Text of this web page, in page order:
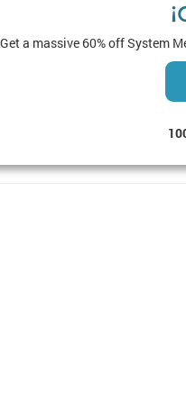
Get a massive 60% off System